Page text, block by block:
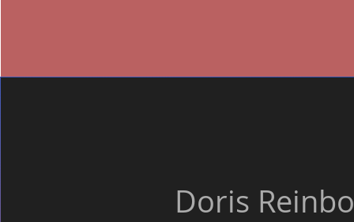
Doris